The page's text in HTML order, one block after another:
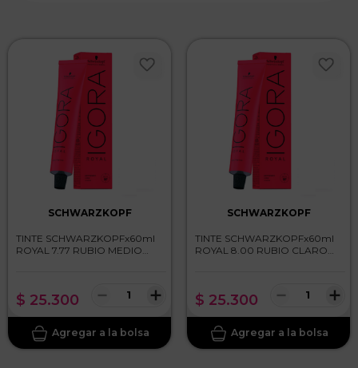
SCHWARZKOPF
TINTE SCHWARZKOPFx60ml
ROYAL 7.77 RUBIO MEDIO
$ 25.300 ＋
－
SCHWARZKOPF
TINTE SCHWARZKOPFx60ml
ROYAL 8.00 RUBIO CLARO
$ 25.300 ＋
－